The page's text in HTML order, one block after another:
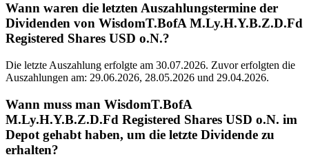
Wann waren die letzten Auszahlungstermine der
Dividenden von WisdomT.BofA M.Ly.H.Y.B.Z.D.Fd
Registered Shares USD o.N.?
Die letzte Auszahlung erfolgte am 30.07.2026. Zuvor erfolgten die
Auszahlungen am: 29.06.2026, 28.05.2026 und 29.04.2026.
Wann muss man WisdomT.BofA
M.Ly.H.Y.B.Z.D.Fd Registered Shares USD o.N. im
Depot gehabt haben, um die letzte Dividende zu
erhalten?